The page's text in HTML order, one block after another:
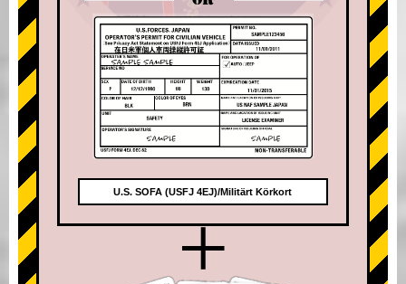
U.S. SOFA (USFJ 4EJ)/Militärt Körkort
+